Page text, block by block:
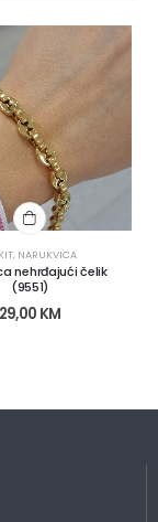
, NARUKVICA
nehrđajući čelik
(9551)
29,00 KM